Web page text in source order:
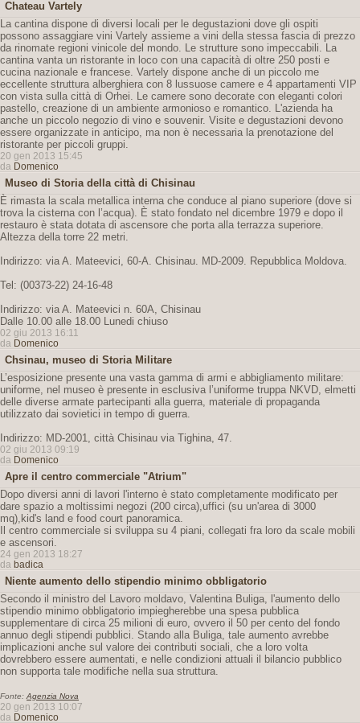
Chateau Vartely
La cantina dispone di diversi locali per le degustazioni dove gli ospiti
possono assaggiare vini Vartely assieme a vini della stessa fascia di prezzo
da rinomate regioni vinicole del mondo. Le strutture sono impeccabili. La
cantina vanta un ristorante in loco con una capacità di oltre 250 posti e
cucina nazionale e francese. Vartely dispone anche di un piccolo me
eccellente struttura alberghiera con 8 lussuose camere e 4 appartamenti VIP
con vista sulla città di Orhei. Le camere sono decorate con eleganti colori
pastello, creazione di un ambiente armonioso e romantico. L'azienda ha
anche un piccolo negozio di vino e souvenir. Visite e degustazioni devono
essere organizzate in anticipo, ma non è necessaria la prenotazione del
ristorante per piccoli gruppi.
20 gen 2013 15:45
da Domenico
Museo di Storia della città di Chisinau
È rimasta la scala metallica interna che conduce al piano superiore (dove si
trova la cisterna con l’acqua). È stato fondato nel dicembre 1979 e dopo il
restauro è stata dotata di ascensore che porta alla terrazza superiore.
Altezza della torre 22 metri.
Indirizzo: via A. Mateevici, 60-A. Chisinau. MD-2009. Repubblica Moldova.
Tel: (00373-22) 24-16-48
Indirizzo: via A. Mateevici n. 60A, Chisinau
Dalle 10.00 alle 18.00 Lunedi chiuso
02 giu 2013 16:11
da Domenico
Chsinau, museo di Storia Militare
L’esposizione presente una vasta gamma di armi e abbigliamento militare:
uniforme, nel museo è presente in esclusiva l’uniforme truppa NKVD, elmetti
delle diverse armate partecipanti alla guerra, materiale di propaganda
utilizzato dai sovietici in tempo di guerra.
Indirizzo: MD-2001, città Chisinau via Tighina, 47.
02 giu 2013 09:19
da Domenico
Apre il centro commerciale "Atrium"
Dopo diversi anni di lavori l'interno è stato completamente modificato per
dare spazio a moltissimi negozi (200 circa),uffici (su un'area di 3000
mq),kid's land e food court panoramica.
Il centro commerciale si sviluppa su 4 piani, collegati fra loro da scale mobili
e ascensori.
24 gen 2013 18:27
da badica
Niente aumento dello stipendio minimo obbligatorio
Secondo il ministro del Lavoro moldavo, Valentina Buliga, l'aumento dello
stipendio minimo obbligatorio impiegherebbe una spesa pubblica
supplementare di circa 25 milioni di euro, ovvero il 50 per cento del fondo
annuo degli stipendi pubblici. Stando alla Buliga, tale aumento avrebbe
implicazioni anche sul valore dei contributi sociali, che a loro volta
dovrebbero essere aumentati, e nelle condizioni attuali il bilancio pubblico
non supporta tale modifiche nella sua struttura.
Fonte: Agenzia Nova
20 gen 2013 10:07
da Domenico